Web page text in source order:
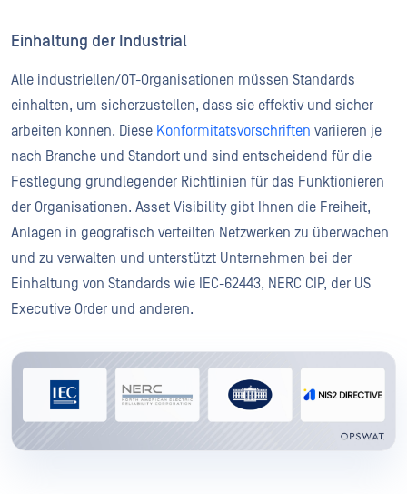
Einhaltung der Industrial
Alle industriellen/OT-Organisationen müssen Standards
einhalten, um sicherzustellen, dass sie effektiv und sicher
arbeiten können. Diese Konformitätsvorschriften variieren je
nach Branche und Standort und sind entscheidend für die
Festlegung grundlegender Richtlinien für das Funktionieren
der Organisationen. Asset Visibility gibt Ihnen die Freiheit,
Anlagen in geografisch verteilten Netzwerken zu überwachen
und zu verwalten und unterstützt Unternehmen bei der
Einhaltung von Standards wie IEC-62443, NERC CIP, der US
Executive Order und anderen.